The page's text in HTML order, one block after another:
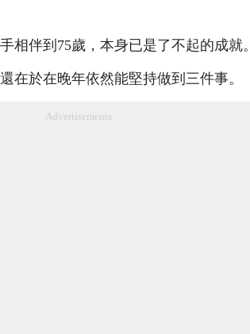
相伴到75歲，本身已是了不起的成就。
在於在晚年依然能堅持做到三件事。
Advertisements